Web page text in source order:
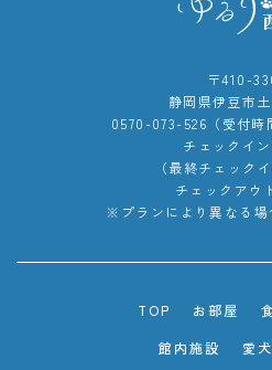
〒410-
静岡県伊豆市
0570-073-526（受付時
チェックイ
（最終チェック
チェックアウ
※プランにより異なる場
TOP お部屋
館内施設
愛